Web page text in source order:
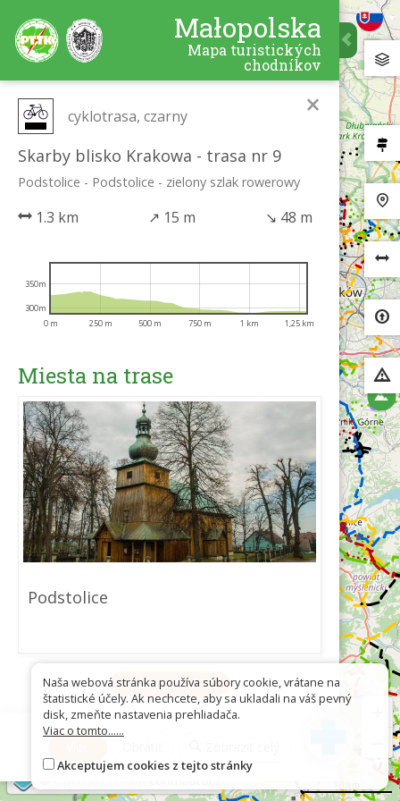
Małopolska
Mapa turistických
chodníkov
×
cyklotrasa, czarny
Skarby blisko Krakowa - trasa nr 9
Podstolice - Podstolice - zielony szlak rowerowy
1.3 km ↗ 15 m ↘ 48 m
0 m 250 m 500 m 750 m 1 km 1,25 km
300m
350m
Miesta na trase
Podstolice
Stiahnuť ako GPX
Naša webová stránka používa súbory cookie, vrátane na
štatistické účely. Ak nechcete, aby sa ukladali na váš pevný
disk, zmeňte nastavenia prehliadača.
Viac o tomto......
Akceptujem cookies z tejto stránky